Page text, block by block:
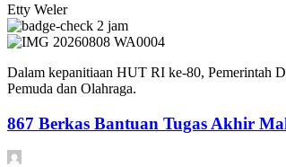
Etty Weler
2 jam
Dalam kepanitiaan HUT RI ke-80, Pemerintah
Pemuda dan Olahraga.
867 Berkas Bantuan Tugas Akhir